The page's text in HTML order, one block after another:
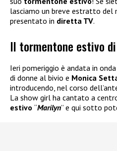
lasciamo un breve estratto del
presentato in diretta TV.
Il tormentone estivo
Ieri pomeriggio è andata in
di donne al bivio e Monica
introducendo, nel corso
La show girl ha cantato a
estivo “Marilyn” e qui sotto